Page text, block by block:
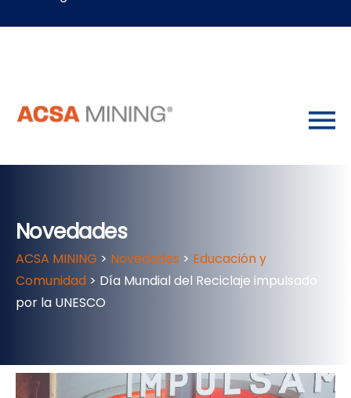
Novedades
ACSA MINING > Novedades > Educación y
Comunidad > Día Mundial del Reciclaje impulsado
por la UNESCO